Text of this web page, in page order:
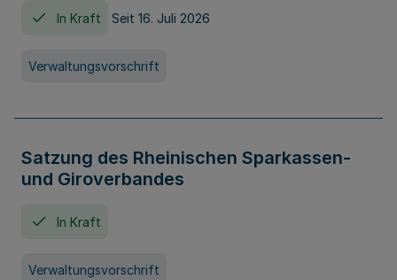
In Kraft Seit 16. Juli 2026
Verwaltungsvorschrift
Satzung des Rheinischen Sparkassen-
und Giroverbandes
In Kraft
Verwaltungsvorschrift